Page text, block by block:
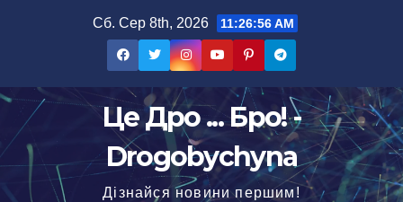
Сб. Сер 8th, 2026 11:26:57 AM
Це Дро ... Бро! -
Drogobychyna
Дізнайся новини першим!